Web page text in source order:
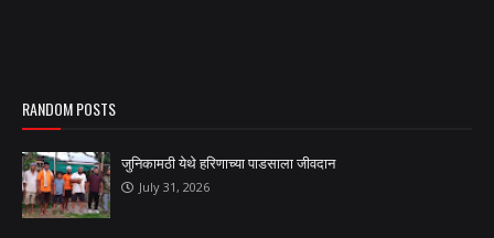
RANDOM POSTS
जुनिकामठी येथे हरिणाच्या पाडसाला जीवदान
July 31, 2026